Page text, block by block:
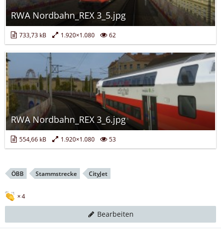
RWA Nordbahn_REX 3_5.jpg
733,73 kB 1.920×1.080 62
RWA Nordbahn_REX 3_6.jpg
554,66 kB 1.920×1.080 53
ÖBB Stammstrecke CityJet
4
Bearbeiten